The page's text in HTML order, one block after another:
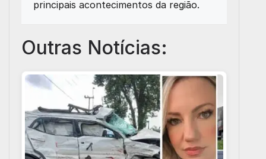
principais acontecimentos da região.
Outras Notícias: